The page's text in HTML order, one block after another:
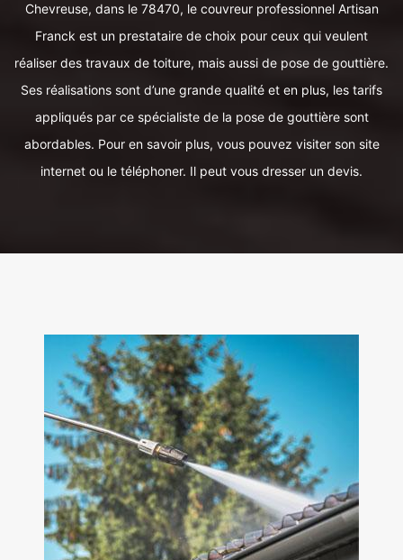
Chevreuse, dans le 78470, le couvreur professionnel Artisan
Franck est un prestataire de choix pour ceux qui veulent
réaliser des travaux de toiture, mais aussi de pose de gouttière.
Ses réalisations sont d’une grande qualité et en plus, les tarifs
appliqués par ce spécialiste de la pose de gouttière sont
abordables. Pour en savoir plus, vous pouvez visiter son site
internet ou le téléphoner. Il peut vous dresser un devis.